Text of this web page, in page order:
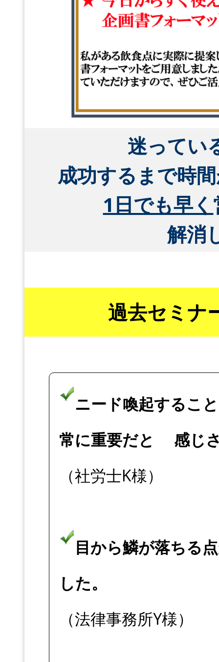
迷ってい
成功するまで時
1日でも早く
解消
過去セミナ
ニード喚起するこ
常に重要だと 感じ
（社労士K様）
目から鱗が落ちる
した。
（法律事務所Y様）